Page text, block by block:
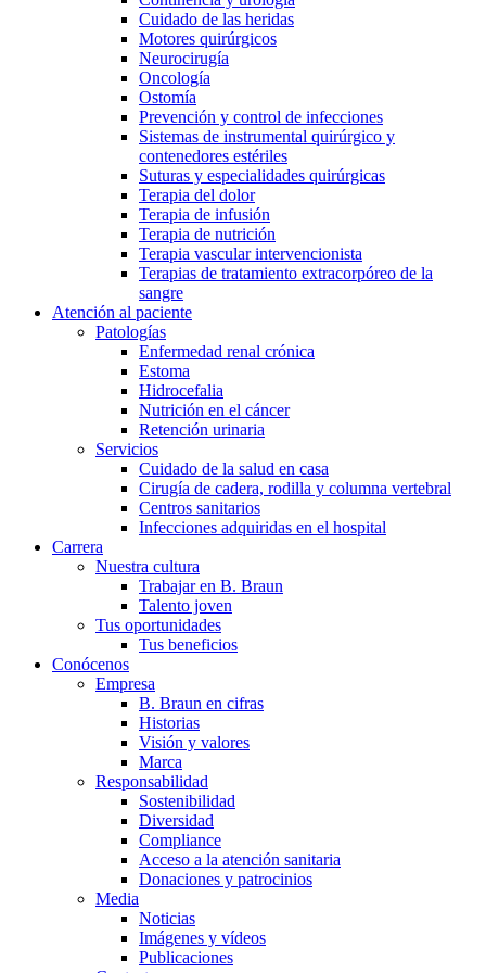
Cuidado de las heridas
Motores quirúrgicos
Neurocirugía
Oncología
Ostomía
Prevención y control de infecciones
Sistemas de instrumental quirúrgico y
contenedores estériles
Suturas y especialidades quirúrgicas
Terapia del dolor
Terapia de infusión
Terapia de nutrición
Terapia vascular intervencionista
Terapias de tratamiento extracorpóreo de la
sangre
Atención al paciente
Patologías
Enfermedad renal crónica
Estoma
Hidrocefalia
Nutrición en el cáncer
Retención urinaria
Servicios
Cuidado de la salud en casa
Cirugía de cadera, rodilla y columna vertebral
Centros sanitarios
Infecciones adquiridas en el hospital
Carrera
Nuestra cultura
Trabajar en B. Braun
Talento joven
Tus oportunidades
Tus beneficios
Conócenos
Empresa
B. Braun en cifras
Historias
Visión y valores
Marca
Responsabilidad
Sostenibilidad
Diversidad
Compliance
Acceso a la atención sanitaria
Donaciones y patrocinios
Media
Noticias
Imágenes y vídeos
Publicaciones